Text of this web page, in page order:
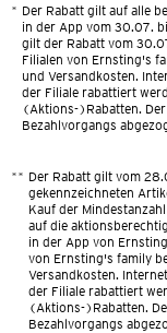
* Der Rabatt gilt auf alle
in der App vom 30.07.
gilt der Rabatt vom
Filialen von Ernsting's
und Versandkosten.
der Filiale rabattiert
(Aktions-)Rabatten.
Bezahlvorgangs
** Der Rabatt gilt vom
gekennzeichneten
Kauf der
auf die
in der App von
von Ernsting's family
Versandkosten.
der Filiale rabattiert
(Aktions-)Rabatten.
Bezahlvorgangs